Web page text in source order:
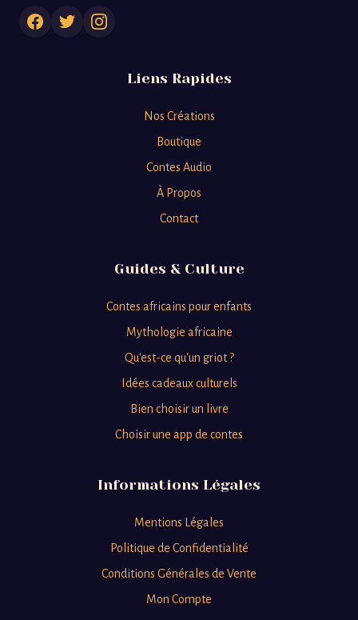
Liens Rapides
Nos Créations
Boutique
Contes Audio
À Propos
Contact
Guides & Culture
Contes africains pour enfants
Mythologie africaine
Qu'est-ce qu'un griot ?
Idées cadeaux culturels
Bien choisir un livre
Choisir une app de contes
Informations Légales
Mentions Légales
Politique de Confidentialité
Conditions Générales de Vente
Mon Compte